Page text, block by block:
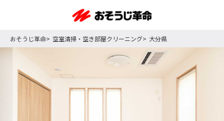
おそうじ革命 空室清掃・空き部屋クリーニング 大分県